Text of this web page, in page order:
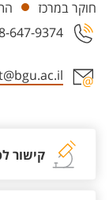
חוקר במרכז
647-9374
קישור